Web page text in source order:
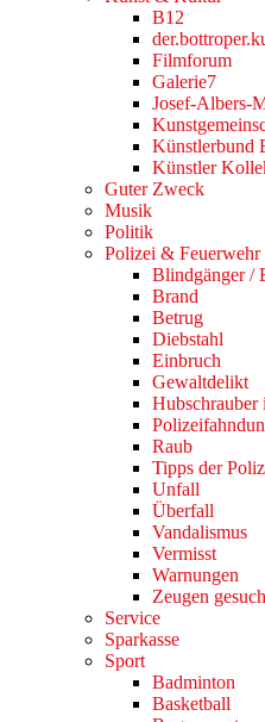
B12
Filmforum
Galerie7
Josef-Albers-
Künstlerbund
Künstler
Guter Zweck
Musik
Politik
Polizei & Feuerwehr
Blindgänger /
Brand
Betrug
Diebstahl
Einbruch
Gewaltdelikt
Hubschrauber
Raub
Tipps der
Unfall
Überfall
Vandalismus
Vermisst
Warnungen
Zeugen
Service
Sparkasse
Sport
Badminton
Basketball